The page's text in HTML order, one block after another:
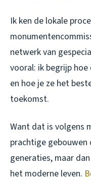
Ik ken de lokale
netwerk van
vooral: ik begrijp
en hoe je ze het
toekomst.
Want dat is volgens
prachtige
generaties, maar
het moderne leven.